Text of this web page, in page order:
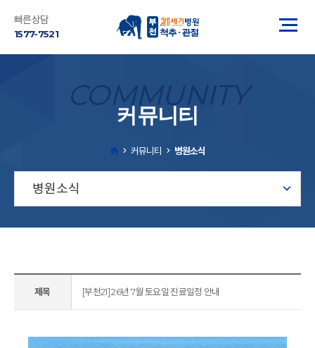
빠른상담
1577-7521
COMMUNITY
커뮤니티
커뮤니티 병원소식
병원소식
제목 [부천21] 26년 7월 토요일 진료일정 안내